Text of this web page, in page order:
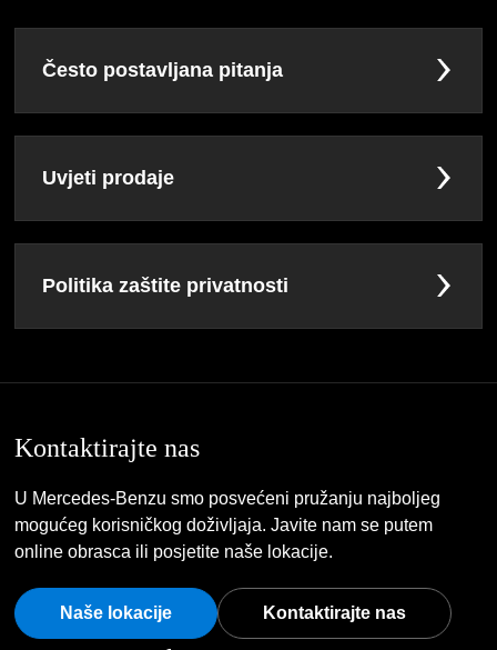
Često postavljana pitanja
Uvjeti prodaje
Politika zaštite privatnosti
Kontaktirajte nas
U Mercedes-Benzu smo posvećeni pružanju najboljeg
mogućeg korisničkog doživljaja. Javite nam se putem
online obrasca ili posjetite naše lokacije.
Naše lokacije Kontaktirajte nas